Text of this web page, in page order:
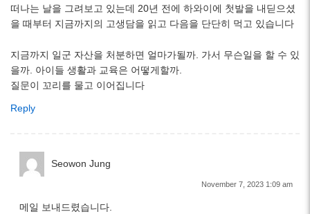
떠나는 날을 그려보고 있는데 20년 전에 하와이에 첫발을 내딛으셨
을 때부터 지금까지의 고생담을 읽고 다음을 단단히 먹고 있습니다
지금까지 일군 자산을 처분하면 얼마가될까. 가서 무슨일을 할 수 있
을까. 아이들 생활과 교육은 어떻게할까.
질문이 꼬리를 물고 이어집니다
Reply
Seowon Jung
November 7, 2023 1:09 am
메일 보내드렸습니다.